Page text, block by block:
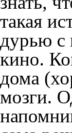
такая
дурью с
кино.
дома
мозги.